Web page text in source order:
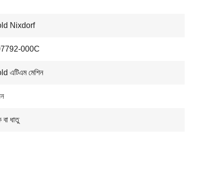
Nixdorf
000C
এটিএম মেশিন
বা ধাতু